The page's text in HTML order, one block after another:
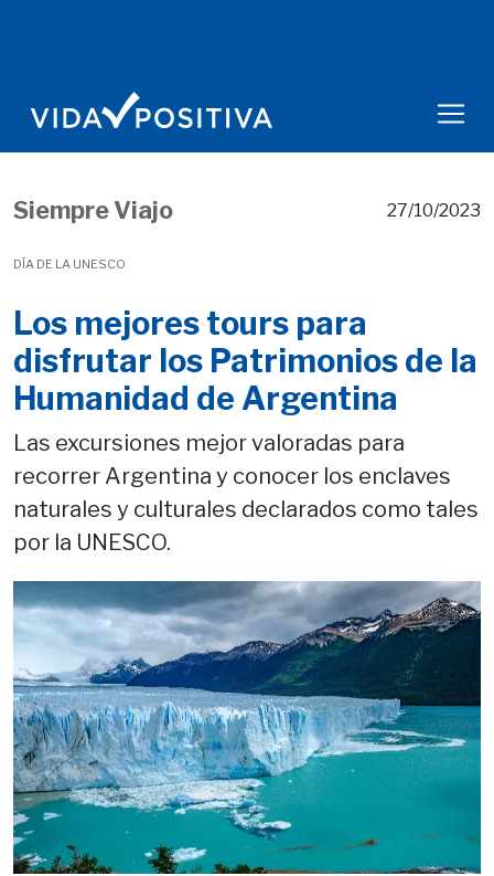
Siempre Viajo
DÍA DE LA UNESCO
27/10/2023
Los mejores tours para
disfrutar los Patrimonios de la
Humanidad de Argentina
Las excursiones mejor valoradas para
recorrer Argentina y conocer los enclaves
naturales y culturales declarados como tales
por la UNESCO.